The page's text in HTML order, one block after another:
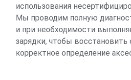
использования
Мы проводим полную
и при необходимости
зарядки, чтобы восстановить
корректное определение